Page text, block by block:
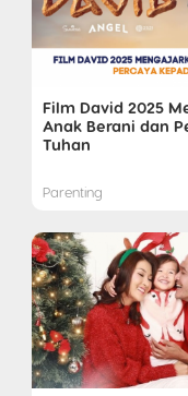
Film David 2025
Anak Berani dan
Tuhan
Parenting